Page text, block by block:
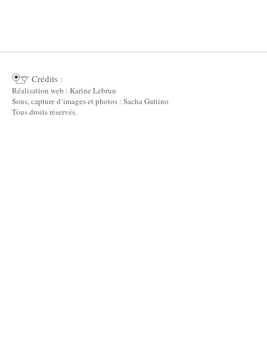
Crédits :
Réalisation web : Karine Lebrun
Sons, capture d’images et photos : Sacha Gattino
Tous droits réservés.